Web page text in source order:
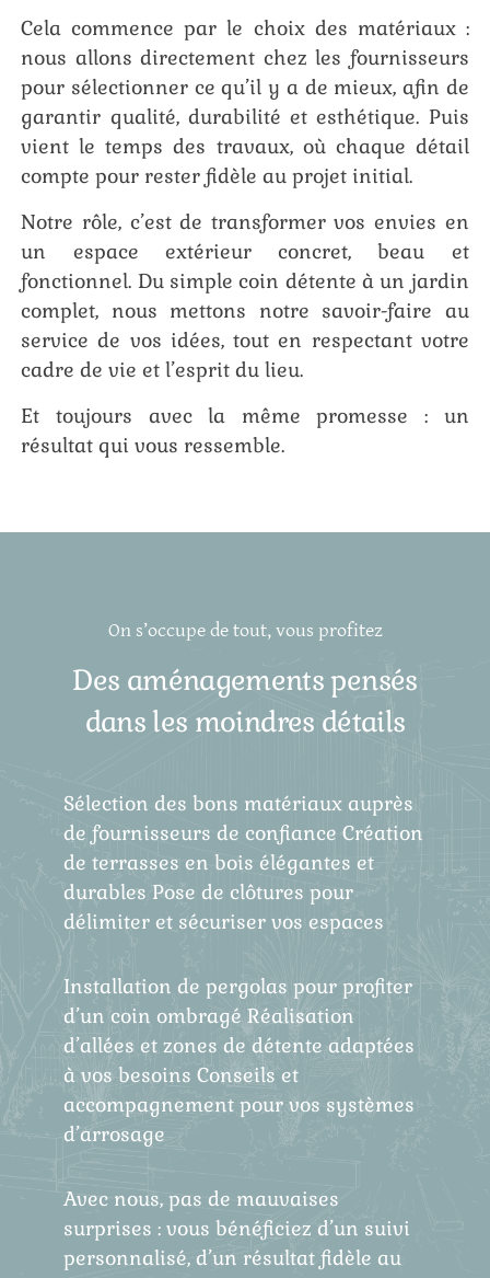
Cela commence par le choix des matériaux :
nous allons directement chez les fournisseurs
pour sélectionner ce qu’il y a de mieux, afin de
garantir qualité, durabilité et esthétique. Puis
vient le temps des travaux, où chaque détail
compte pour rester fidèle au projet initial.
Notre rôle, c’est de transformer vos envies en
un espace extérieur concret, beau et
fonctionnel. Du simple coin détente à un jardin
complet, nous mettons notre savoir-faire au
service de vos idées, tout en respectant votre
cadre de vie et l’esprit du lieu.
Et toujours avec la même promesse : un
résultat qui vous ressemble.
On s’occupe de tout, vous profitez
Des aménagements pensés
dans les moindres détails
Sélection des bons matériaux auprès
de fournisseurs de confiance Création
de terrasses en bois élégantes et
durables Pose de clôtures pour
délimiter et sécuriser vos espaces
Installation de pergolas pour profiter
d’un coin ombragé Réalisation
d’allées et zones de détente adaptées
à vos besoins Conseils et
accompagnement pour vos systèmes
d’arrosage
Avec nous, pas de mauvaises
surprises : vous bénéficiez d’un suivi
personnalisé, d’un résultat fidèle au